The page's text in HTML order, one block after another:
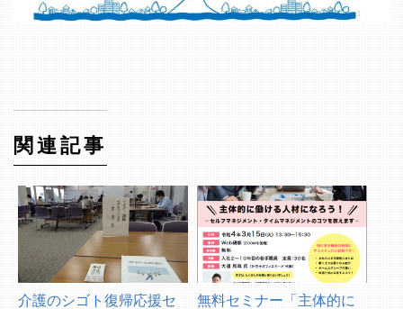
関連記事
介護のシゴト復帰応援セ
無料セミナー「主体的に